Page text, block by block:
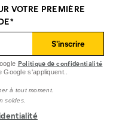
sur
Instagram
VOTRE PREMIÈRE
S'inscrire
Politique de confidentialité
Google s'appliquent..
à tout moment.
soldes.